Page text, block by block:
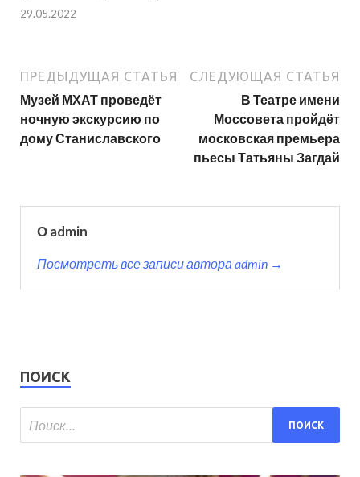
29.05.2022
ПРЕДЫДУЩАЯ СТАТЬЯ
Музей МХАТ проведёт
ночную экскурсию по
дому Станиславского
СЛЕДУЮЩАЯ СТАТЬЯ
В Театре имени
Моссовета пройдёт
московская премьера
пьесы Татьяны Загдай
О admin
Посмотреть все записи автора admin →
ПОИСК